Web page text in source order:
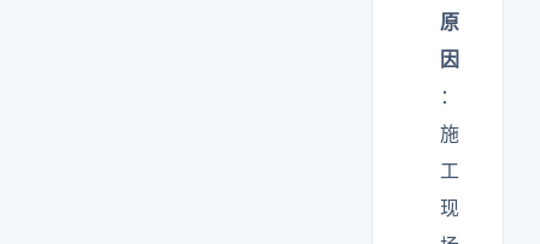
原
因
：
施
工
现